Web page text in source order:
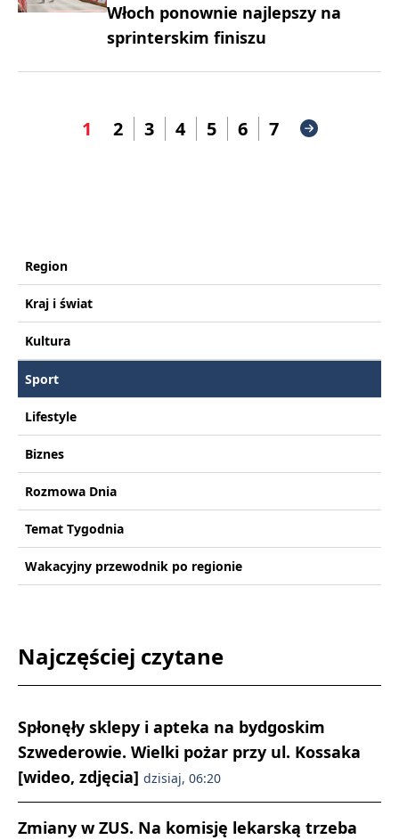
Włoch ponownie najlepszy na
sprinterskim finiszu
1 2 3 4 5 6 7
Region
Kraj i świat
Kultura
Sport
Lifestyle
Biznes
Rozmowa Dnia
Temat Tygodnia
Wakacyjny przewodnik po regionie
Najczęściej czytane
Spłonęły sklepy i apteka na bydgoskim
Szwederowie. Wielki pożar przy ul. Kossaka
[wideo, zdjęcia] dzisiaj, 06:20
Zmiany w ZUS. Na komisję lekarską trzeba